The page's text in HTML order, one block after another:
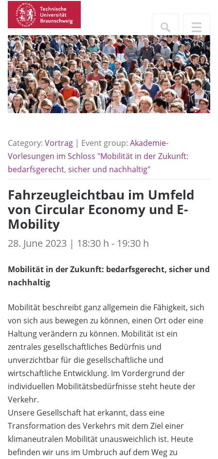
Category: Vortrag | Event group: Akademie-
Vorlesungen im Schloss "Mobilität in der Zukunft:
bedarfsgerecht, sicher und nachhaltig"
Fahrzeugleichtbau im Umfeld
von Circular Economy und E-
Mobility
28. June 2023 | 18:30 h - 19:30 h
Mobilität in der Zukunft: bedarfsgerecht, sicher und
nachhaltig
Mobilität beschreibt ganz allgemein die Fähigkeit, sich
von sich aus bewegen zu können, einen Ort oder eine
Haltung verändern zu können. Mobilität ist ein
zentrales gesellschaftliches Bedürfnis und
unverzichtbar für die gesellschaftliche und
wirtschaftliche Entwicklung. Im Vordergrund der
individuellen Mobilitätsbedürfnisse steht heute der
Verkehr.
Unsere Gesellschaft hat erkannt, dass eine
Transformation des Verkehrs mit dem Ziel einer
klimaneutralen Mobilität unausweichlich ist. Heute
befinden wir uns im Umbruch auf dem Weg zu